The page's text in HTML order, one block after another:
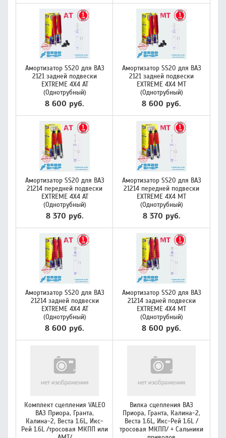
Амортизатор SS20 для ВАЗ
2121 задней подвески
EXTREME 4X4 AT
(Однотрубный)
8 600 руб.
Амортизатор SS20 для ВАЗ
2121 задней подвески
EXTREME 4X4 МТ
(Однотрубный)
8 600 руб.
Амортизатор SS20 для ВАЗ
21214 передней подвески
EXTREME 4X4 AT
(Однотрубный)
8 370 руб.
Амортизатор SS20 для ВАЗ
21214 передней подвески
EXTREME 4X4 МТ
(Однотрубный)
8 370 руб.
Амортизатор SS20 для ВАЗ
21214 задней подвески
EXTREME 4X4 AT
(Однотрубный)
8 600 руб.
Амортизатор SS20 для ВАЗ
21214 задней подвески
EXTREME 4X4 МТ
(Однотрубный)
8 600 руб.
Комплект сцепления VALEO
ВАЗ Приора, Гранта,
Калина-2, Веста 1.6L, Икс-
Рей 1.6L /тросовая МКПП или
Вилка сцепления ВАЗ
Приора, Гранта, Калина-2,
Веста 1.6L, Икс-Рей 1.6L /
тросовая МКПП/ + Сальники